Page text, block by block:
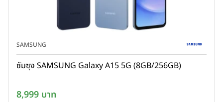
SAMSUNG
ซัมซุง SAMSUNG Galaxy A15 5G (8GB/256GB)
8,999 บาท